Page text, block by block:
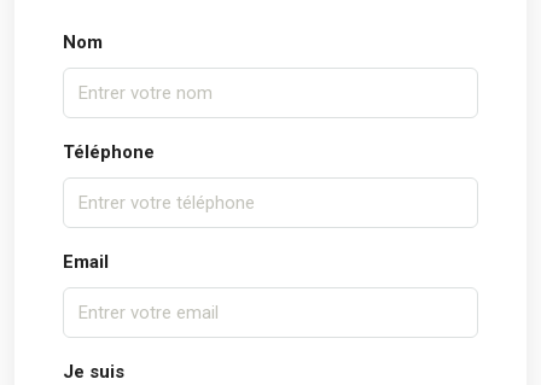
Nom
Téléphone
Email
Je suis